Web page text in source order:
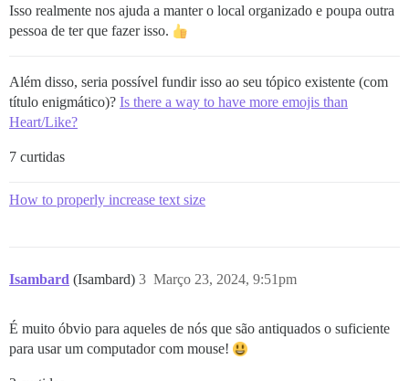
Isso realmente nos ajuda a manter o local organizado e poupa outra
pessoa de ter que fazer isso.
Além disso, seria possível fundir isso ao seu tópico existente (com
título enigmático)? Is there a way to have more emojis than
Heart/Like?
7 curtidas
How to properly increase text size
Isambard (Isambard) Março 23, 2024, 9:51pm
3
É muito óbvio para aqueles de nós que são antiquados o suficiente
para usar um computador com mouse!